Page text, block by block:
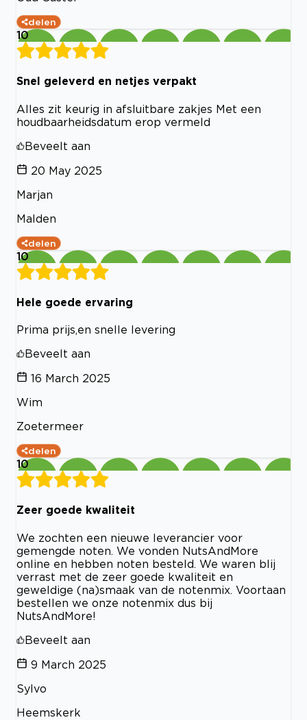
delen
10
Snel geleverd en netjes verpakt
Alles zit keurig in afsluitbare zakjes Met een
houdbaarheidsdatum erop vermeld
Beveelt aan
20 May 2025
Marjan
Malden
delen
10
Hele goede ervaring
Prima prijs,en snelle levering
Beveelt aan
16 March 2025
Wim
Zoetermeer
delen
10
Zeer goede kwaliteit
We zochten een nieuwe leverancier voor
gemengde noten. We vonden NutsAndMore
online en hebben noten besteld. We waren blij
verrast met de zeer goede kwaliteit en
geweldige (na)smaak van de notenmix. Voortaan
bestellen we onze notenmix dus bij
NutsAndMore!
Beveelt aan
9 March 2025
Sylvo
Heemskerk